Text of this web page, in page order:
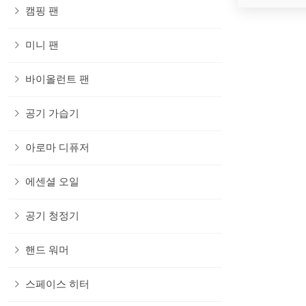
캠핑 팬
미니 팬
바이올런트 팬
공기 가습기
아로마 디퓨저
에센셜 오일
공기 청정기
핸드 워머
스페이스 히터